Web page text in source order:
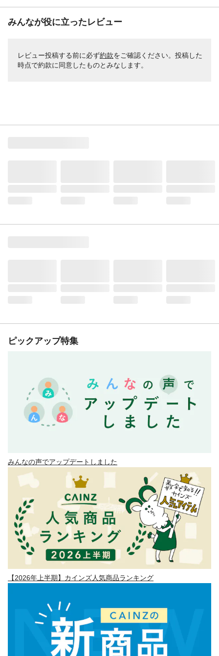
みんなが役に立ったレビュー
レビュー投稿する前に必ず約款をご確認ください。投稿した
時点で約款に同意したものとみなします。
ピックアップ特集
みんなの声でアップデートしました
【2026年上半期】カインズ人気商品ランキング